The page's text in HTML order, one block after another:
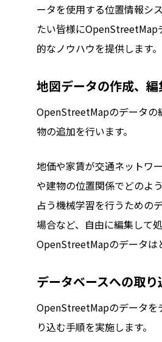
ータを使用する位置情報シ
たい皆様にOpenStreetMap
的なノウハウを提供します。
地図データの作成、編
OpenStreetMapのデータの
物の追加を行います。
地価や家賃が交通ネットワ
や建物の位置関係でどのよ
占う機械学習を行うための
場合など、自由に編集して
OpenStreetMapのデータは
データベースへの取り
OpenStreetMapのデータを
り込む手順を実施します。